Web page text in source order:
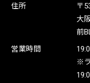
住所
〒
大
前
営業時間
※